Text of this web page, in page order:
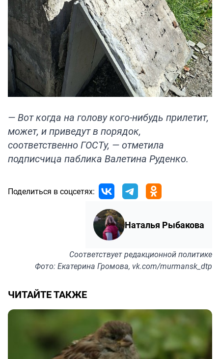
— Вот когда на голову кого-нибудь прилетит,
может, и приведут в порядок,
соответственно ГОСТу, — отметила
подписчица паблика Валетина Руденко.
Поделиться в соцсетях:
Наталья Рыбакова
Соответствуетредакционной политике
Фото: Екатерина Громова, vk.com/murmansk_dtp
ЧИТАЙТЕ ТАКЖЕ